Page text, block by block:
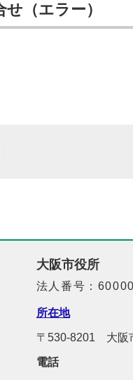
（エラー）
大阪市役所
法人番号：
所在地
〒530-8201 大阪
電話